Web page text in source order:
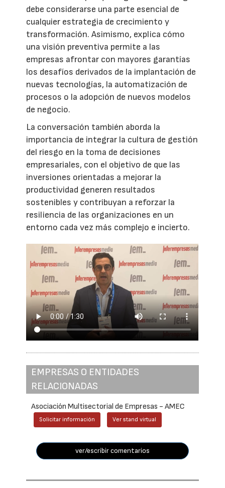
debe considerarse una parte esencial de
cualquier estrategia de crecimiento y
transformación. Asimismo, explica cómo
una visión preventiva permite a las
empresas afrontar con mayores garantías
los desafíos derivados de la implantación de
nuevas tecnologías, la automatización de
procesos o la adopción de nuevos modelos
de negocio.
La conversación también aborda la
importancia de integrar la cultura de gestión
del riesgo en la toma de decisiones
empresariales, con el objetivo de que las
inversiones orientadas a mejorar la
productividad generen resultados
sostenibles y contribuyan a reforzar la
resiliencia de las organizaciones en un
entorno cada vez más complejo e incierto.
EMPRESAS O ENTIDADES
RELACIONADAS
Asociación Multisectorial de Empresas - AMEC
Solicitar información Ver stand virtual
ver/escribir comentarios